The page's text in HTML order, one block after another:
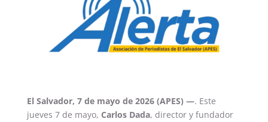
El Salvador, 7 de mayo de 2026 (APES) —. Este
jueves 7 de mayo, Carlos Dada, director y fundador